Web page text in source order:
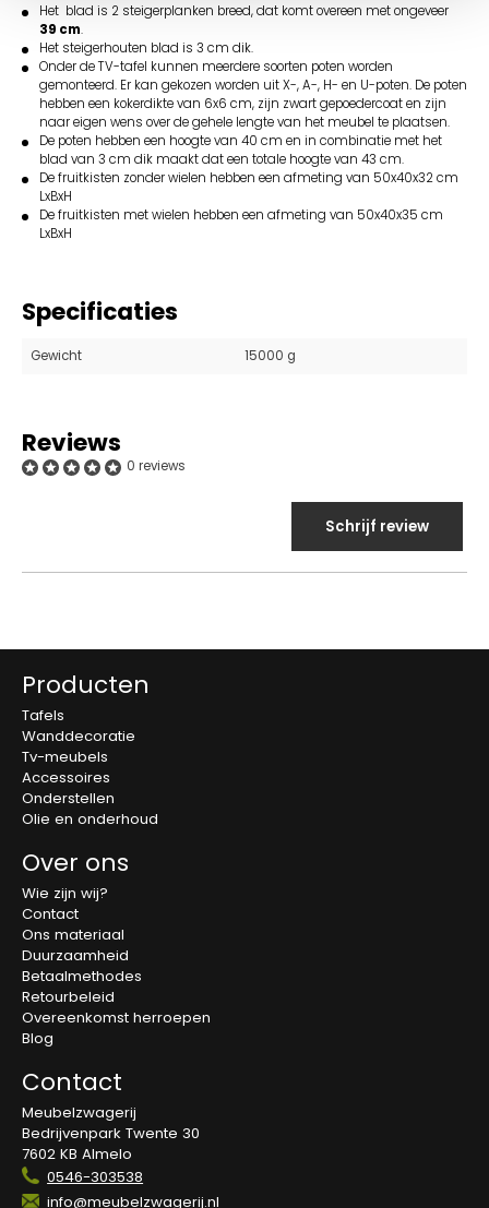
Het blad is 2 steigerplanken breed, dat komt overeen met ongeveer
39 cm.
Het steigerhouten blad is 3 cm dik.
Onder de TV-tafel kunnen meerdere soorten poten worden
gemonteerd. Er kan gekozen worden uit X-, A-, H- en U-poten. De poten
hebben een kokerdikte van 6x6 cm, zijn zwart gepoedercoat en zijn
naar eigen wens over de gehele lengte van het meubel te plaatsen.
De poten hebben een hoogte van 40 cm en in combinatie met het
blad van 3 cm dik maakt dat een totale hoogte van 43 cm.
De fruitkisten zonder wielen hebben een afmeting van 50x40x32 cm
LxBxH
De fruitkisten met wielen hebben een afmeting van 50x40x35 cm
LxBxH
Specificaties
Gewicht 15000 g
Reviews
0 reviews
Schrijf review
Producten
Tafels
Wanddecoratie
Tv-meubels
Accessoires
Onderstellen
Olie en onderhoud
Over ons
Wie zijn wij?
Contact
Ons materiaal
Duurzaamheid
Betaalmethodes
Retourbeleid
Overeenkomst herroepen
Blog
Contact
Meubelzwagerij
Bedrijvenpark Twente 30
7602 KB Almelo
0546-303538
info@meubelzwagerij.nl